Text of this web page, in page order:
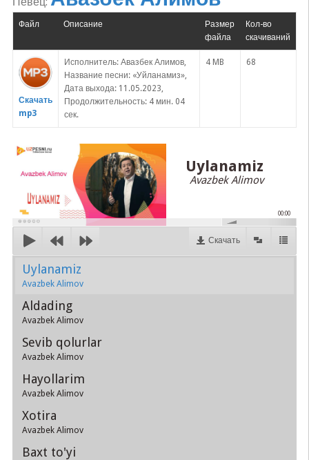
Файл Описание
Размер
файла
Кол-во
скачиваний
Скачать
mp3
Исполнитель: Авазбек Алимов,
Название песни: «Уйланамиз»,
Дата выхода: 11.05.2023,
Продолжительность: 4 мин. 04
сек.
4 MB 68
Uylanamiz
Avazbek Alimov
00:00
Скачать
Uylanamiz
Avazbek Alimov
Aldading
Avazbek Alimov
Sevib qolurlar
Avazbek Alimov
Hayollarim
Avazbek Alimov
Xotira
Avazbek Alimov
Baxt to'yi